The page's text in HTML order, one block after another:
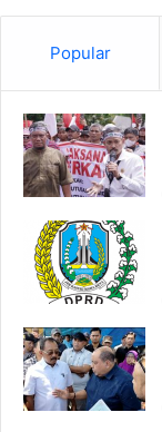
Popular